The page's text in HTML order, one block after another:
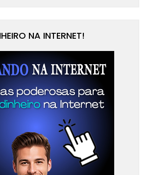
NA INTERNET!